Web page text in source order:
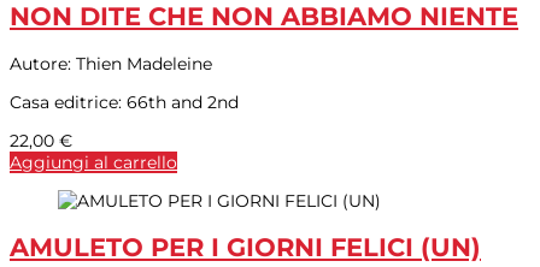
NON DITE CHE NON ABBIAMO NIENTE
Autore: Thien Madeleine
Casa editrice: 66th and 2nd
22,00 €
Aggiungi al carrello
AMULETO PER I GIORNI FELICI (UN)